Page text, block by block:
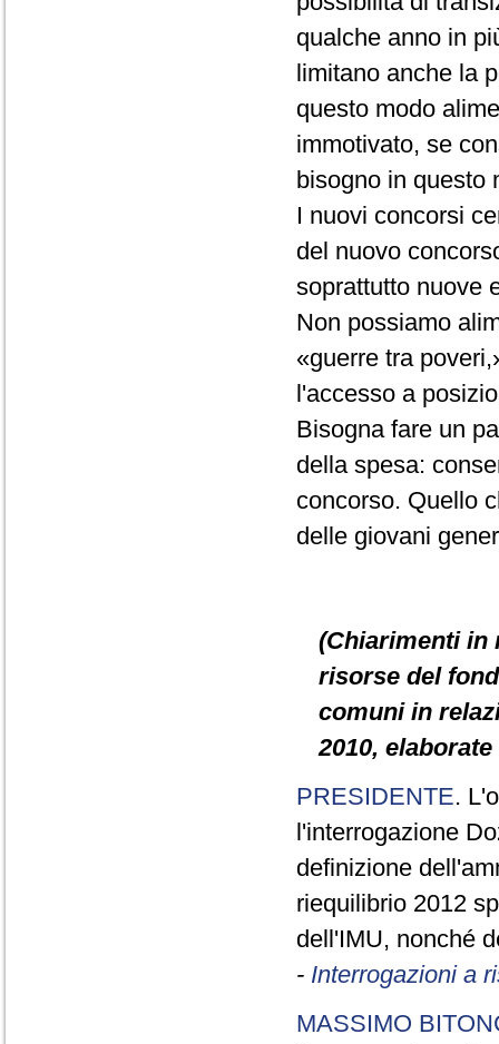
qualche anno in
limitano anche la
questo modo
immotivato, se
bisogno in questo
I nuovi concorsi
del nuovo
soprattutto nuove
Non possiamo
«guerre tra
l'accesso a
Bisogna fare un
della spesa:
concorso. Quello
delle giovani
(Chiarimenti in
risorse del
comuni in
2010,
PRESIDENTE.
l'interrogazione
definizione
riequilibrio 2012
dell'IMU, nonché
- Interrogazioni a
MASSIMO